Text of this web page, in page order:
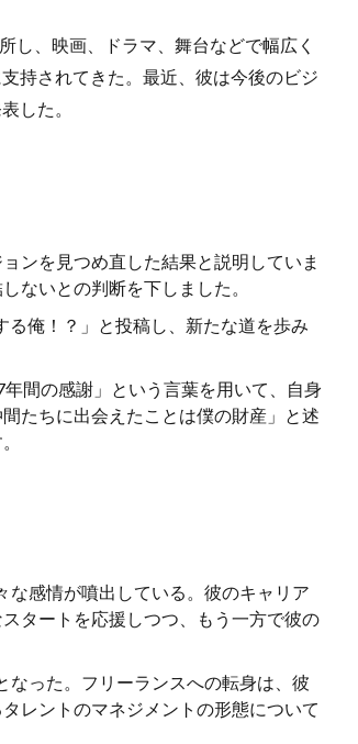
し、映画、ドラマ、舞台などで幅広く
持されてきた。最近、彼は今後のビジ
した。
ンを見つめ直した結果と説明していま
ないとの判断を下しました。
俺！？」と投稿し、新たな道を歩み
間の感謝」という言葉を用いて、自身
たちに出会えたことは僕の財産」と述
感情が噴出している。彼のキャリア
タートを応援しつつ、もう一方で彼の
った。フリーランスへの転身は、彼
レントのマネジメントの形態について